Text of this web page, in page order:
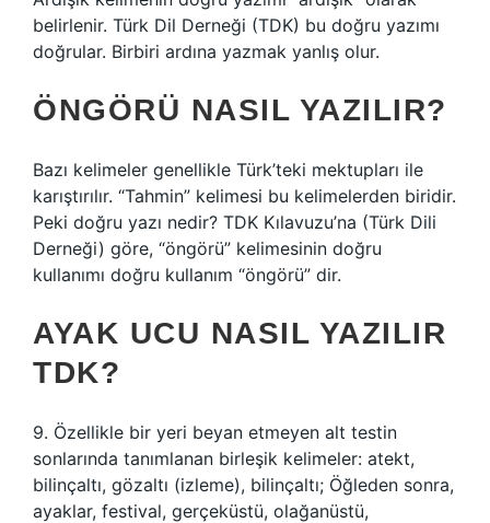
belirlenir. Türk Dil Derneği (TDK) bu doğru yazımı
doğrular. Birbiri ardına yazmak yanlış olur.
ÖNGÖRÜ NASIL YAZILIR?
Bazı kelimeler genellikle Türk’teki mektupları ile
karıştırılır. “Tahmin” kelimesi bu kelimelerden biridir.
Peki doğru yazı nedir? TDK Kılavuzu’na (Türk Dili
Derneği) göre, “öngörü” kelimesinin doğru
kullanımı doğru kullanım “öngörü” dir.
AYAK UCU NASIL YAZILIR
TDK?
9. Özellikle bir yeri beyan etmeyen alt testin
sonlarında tanımlanan birleşik kelimeler: atekt,
bilinçaltı, gözaltı (izleme), bilinçaltı; Öğleden sonra,
ayaklar, festival, gerçeküstü, olağanüstü,